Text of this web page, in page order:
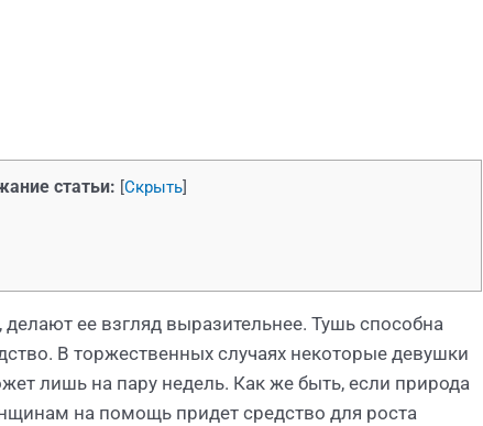
статьи: Скрыть]
ее взгляд выразительнее. Тушь способна
В торжественных случаях некоторые девушки
лишь на пару недель. Как же быть, если природа
на помощь придет средство для роста